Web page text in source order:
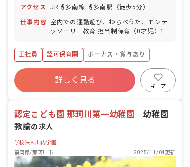
アクセス JR博多南線 博多南駅（徒歩5分）
仕事内容
室内での運動遊び、わらべうた、モンテ
ッソーリ―教育 担当制保育（0才児）1
績30年、各保育施設は当初からの実績）
他保育業務全般 週案作成 月案作成 日誌
作成 クラス通信作成 外遊び ■園児年齢
層：0～5歳児 ■園庭有無：あり
正社員 認可保育園
ボーナス・賞与あり
寮・住宅・家賃補助あり
社会保険完備
産休育休制度
社会福祉法人
詳しく見る
キープ
認定こども園 那珂川第一幼稚園 ｜幼稚園
教諭の求人
学校法人山内学園
福岡県/那珂川市
2025/11/04更新